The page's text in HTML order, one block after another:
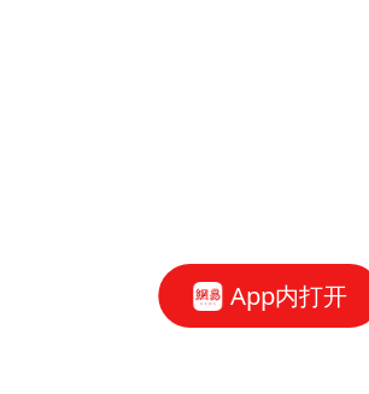
App内打开